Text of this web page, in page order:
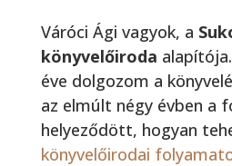
Váróci Ági vagyok, a
könyvelőiroda
éve dolgozom a
az elmúlt négy évben a
helyeződött, hogyan
könyvelőirodai